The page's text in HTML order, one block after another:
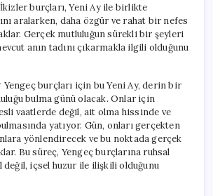
burçları, Yeni Ay ile birlikte
aralarken, daha özgür ve rahat bir nefes
Gerçek mutluluğun sürekli bir şeyleri
anın tadını çıkarmakla ilgili olduğunu
burçları için bu Yeni Ay, derin bir
bulma günü olacak. Onlar için
vaatlerde değil, ait olma hissinde ve
yatıyor. Gün, onları gerçekten
yönlendirecek ve bu noktada gerçek
Bu süreç, Yengeç burçlarına ruhsal
değil, içsel huzur ile ilişkili olduğunu